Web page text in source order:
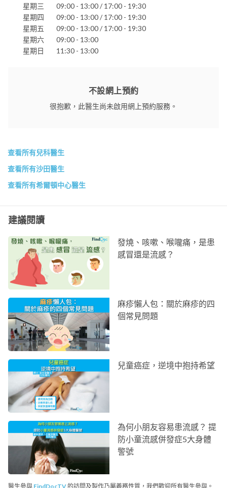
星期三
09:00 - 13:00 / 17:00 - 19:30
星期四
09:00 - 13:00 / 17:00 - 19:30
星期五
09:00 - 13:00 / 17:00 - 19:30
星期六
09:00 - 13:00
星期日
11:30 - 13:00
不設網上預約
很抱歉，此醫生尚未啟用網上預約服務。
查看所有兒科醫生
查看所有沙田醫生
查看所有希爾頓中心醫生
建議閱讀
發燒、咳嗽、喉嚨痛，是患
感冒還是流感？
麻疹懶人包：關於麻疹的四
個常見問題
兒童癌症，逆境中抱持希望
為何小朋友容易患流感？ 提
防小童流感併發症5大身體
警號
醫生參與 FindDocTV 的訪問及製作乃屬義務性質，我們歡迎所有醫生參與。